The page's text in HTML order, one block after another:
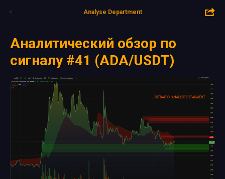
Analyse Department
Аналитический обзор по
сигналу #41 (ADA/USDT)